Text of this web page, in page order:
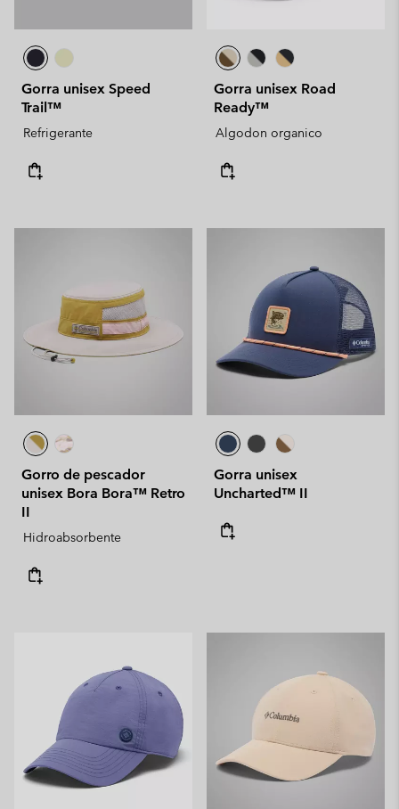
Gorra unisex Speed
Trail™
Refrigerante
Gorra unisex Road
Ready™
Algodon organico
Gorro de pescador
unisex Bora Bora™ Retro
II
Hidroabsorbente
Gorra unisex
Uncharted™ II